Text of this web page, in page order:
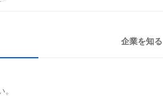
企業を知る